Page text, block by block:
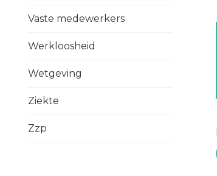
Vaste medewerkers
Werkloosheid
Wetgeving
Ziekte
Zzp